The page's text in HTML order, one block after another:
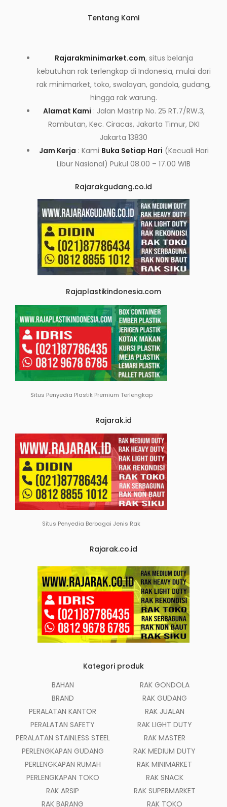
Tentang Kami
Rajarakminimarket.com, situs belanja
kebutuhan rak terlengkap di Indonesia, mulai dari
rak minimarket, toko, swalayan, gondola, gudang,
hingga rak warung.
Alamat Kami : Jalan Mastrip No. 25 RT.7/RW.3,
Rambutan, Kec. Ciracas, Jakarta Timur, DKI
Jakarta 13830
Jam Kerja : Kami Buka Setiap Hari (Kecuali Hari
Libur Nasional) Pukul 08.00 – 17.00 WIB
Rajarakgudang.co.id
Rajaplastikindonesia.com
Situs Penyedia Plastik Premium Terlengkap
Rajarak.id
Situs Penyedia Berbagai Jenis Rak
Rajarak.co.id
Kategori produk
BAHAN
BRAND
PERALATAN KANTOR
PERALATAN SAFETY
PERALATAN STAINLESS STEEL
PERLENGKAPAN GUDANG
PERLENGKAPAN RUMAH
PERLENGKAPAN TOKO
RAK ARSIP
RAK BARANG
RAK GONDOLA
RAK GUDANG
RAK JUALAN
RAK LIGHT DUTY
RAK MASTER
RAK MEDIUM DUTY
RAK MINIMARKET
RAK SNACK
RAK SUPERMARKET
RAK TOKO